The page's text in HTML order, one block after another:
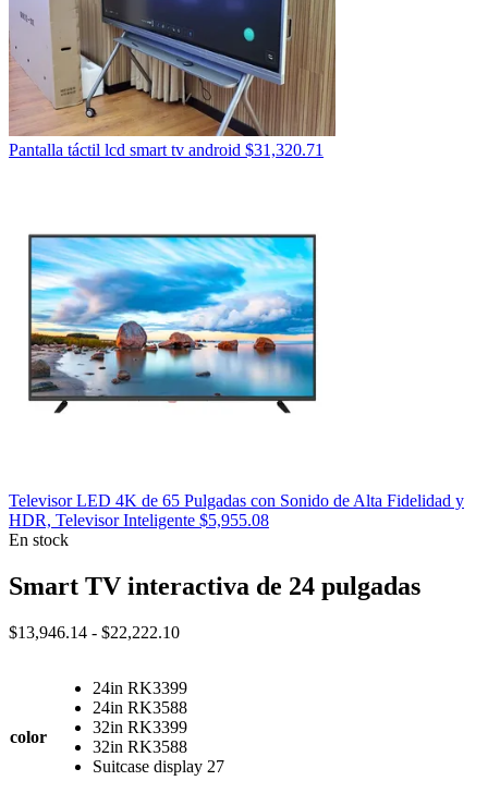
Pantalla táctil lcd smart tv android $31,320.71
Televisor LED 4K de 65 Pulgadas con Sonido de Alta Fidelidad y
HDR, Televisor Inteligente $5,955.08
En stock
Smart TV interactiva de 24 pulgadas
$13,946.14 - $22,222.10Rango
desde
$13,946.14
hasta
$22,222.10
color
24in RK3399
24in RK3588
32in RK3399
32in RK3588
Suitcase display 27